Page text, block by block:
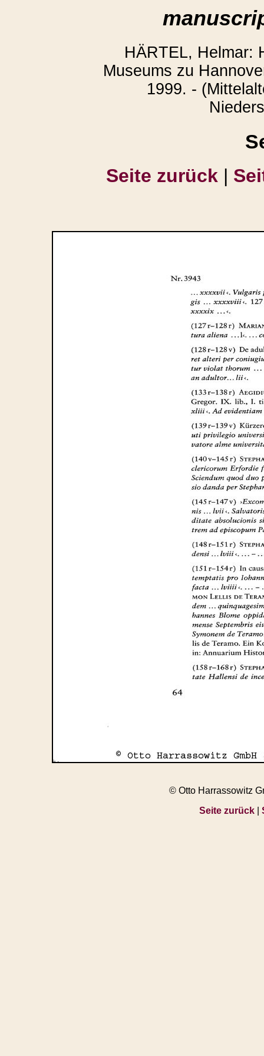
HÄRTEL, Helmar:
Museums zu
1999. -
Seite zurück |
© Otto Harrassowitz
Seite zurück|